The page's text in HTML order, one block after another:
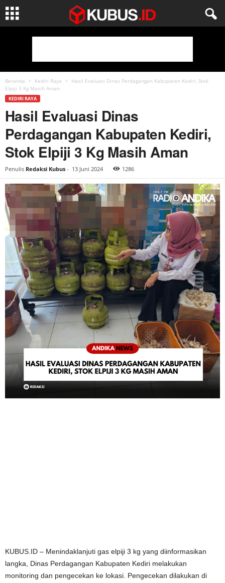
Beranda Kediri Raya
Hasil Evaluasi Dinas Perdagangan Kabupaten Kediri, Stok
Elpiji 3 Kg Masih Aman
KEDIRI RAYA
Hasil Evaluasi Dinas
Perdagangan Kabupaten Kediri,
Stok Elpiji 3 Kg Masih Aman
Penulis Redaksi Kubus - 13 Juni 2024 1286
KUBUS.ID – Menindaklanjuti gas elpiji 3 kg yang diinformasikan
langka, Dinas Perdagangan Kabupaten Kediri melakukan
monitoring dan pengecekan ke lokasi. Pengecekan dilakukan di